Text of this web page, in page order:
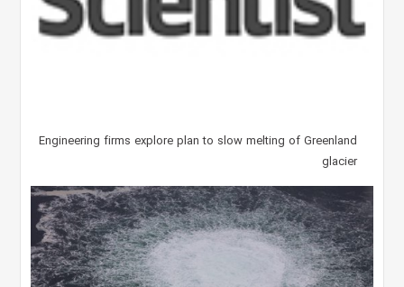
Engineering firms explore plan to slow melting of Greenland
glacier